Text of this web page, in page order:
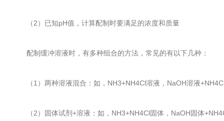
（2）已知pH值，计算配制时要满足的浓度和质量
配制缓冲溶液时，有多种组合的方法，常见的有以下几种：
（1）两种溶液混合：如，NH3+NH4Cl溶液，NaOH溶液
（2）固体试剂+溶液：如，NH3+NH4Cl固体，NaOH固体